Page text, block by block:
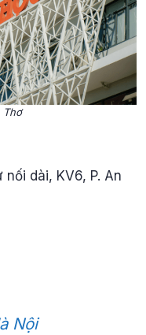
Thơ
dài, KV6, P. An
Nội